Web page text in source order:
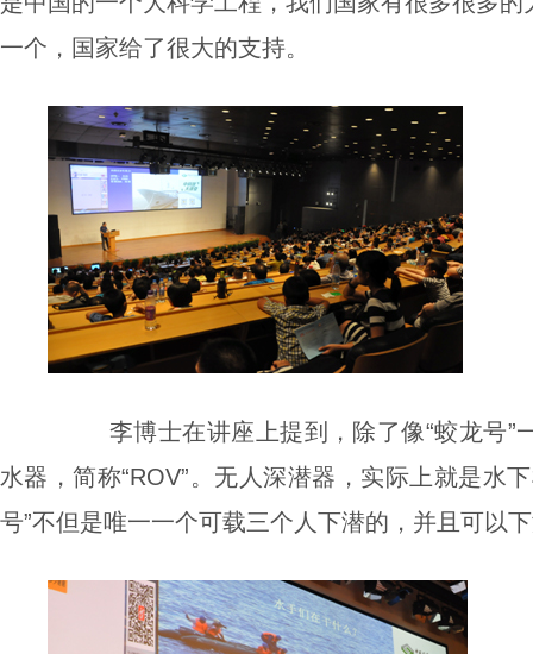
一个，国家给了很大的支持。
李博士在讲座上提到，除了像“蛟龙号
水器，简称“ROV”。无人深潜器，实际上就是水
号”不但是唯一一个可载三个人下潜的，并且可以